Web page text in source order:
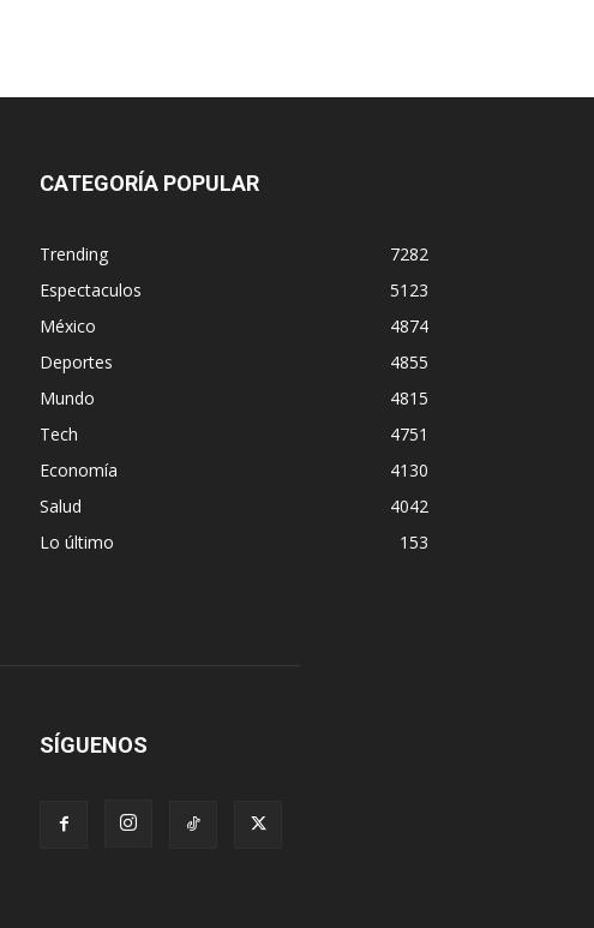
CATEGORÍA POPULAR
Trending
7282
Espectaculos
5123
México
4874
Deportes
4855
Mundo
4815
Tech
4751
Economía
4130
Salud
4042
Lo último
153
SÍGUENOS